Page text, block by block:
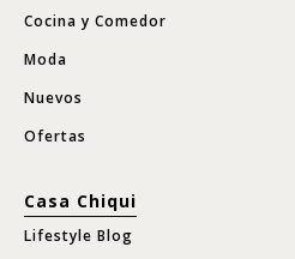
Cocina y Comedor
Moda
Nuevos
Ofertas
Casa Chiqui
Lifestyle Blog